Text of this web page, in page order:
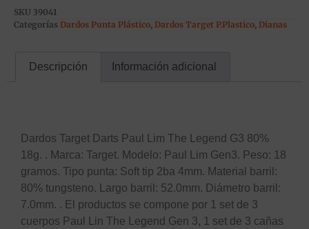
SKU 39041
Categorías Dardos Punta Plástico, Dardos Target P.Plastico, Dianas
Descripción Información adicional
Dardos Target Darts Paul Lim The Legend G3 80%
18g. . Marca: Target. Modelo: Paul Lim Gen3. Peso: 18
gramos. Tipo punta: Soft tip 2ba 4mm. Material barril:
80% tungsteno. Largo barril: 52.0mm. Diámetro barril:
7.0mm. . El productos se compone por 1 set de 3
cuerpos Paul Lin The Legend Gen 3, 1 set de 3 cañas